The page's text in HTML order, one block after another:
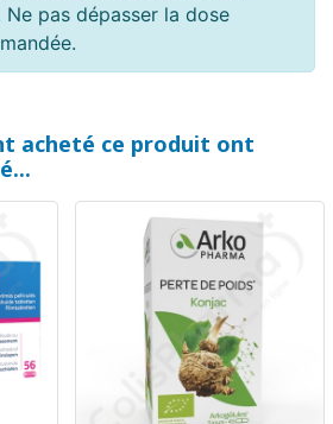
pas dépasser la dose
acheté ce produit ont